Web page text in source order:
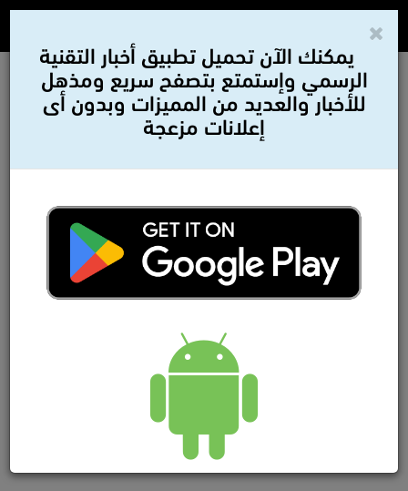
يمكنك الآن تحميل تطبيق أخبار التقنية
الرسمي وإستمتع بتصفح سريع ومذهل
للأخبار والعديد من المميزات وبدون أى
إعلانات مزعجة